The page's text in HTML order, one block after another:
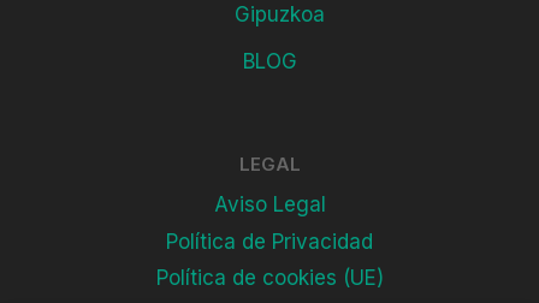
Gipuzkoa
BLOG
LEGAL
Aviso Legal
Política de Privacidad
Política de cookies (UE)